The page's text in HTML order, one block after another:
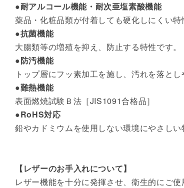
●耐アルコール機能・耐次亜塩素酸機能
薬品・化粧品類が付着しても硬化しにくい特
●抗菌機能
大腸類等の増殖を抑え、防止する特性です。
●防汚機能
トップ層にフッ素加工を施し、汚れを落とし
●難熱機能
表面燃焼試験Ｂ法［JIS1091合格品］
●RoHS対応
鉛やカドミウムを使用しない環境にやさしい
【レザーのお手入れについて】
レザー機能を十分に発揮させ、衛生的にご